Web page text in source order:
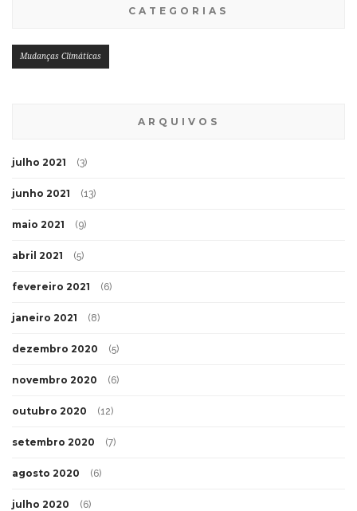
CATEGORIAS
Mudanças Climáticas
ARQUIVOS
julho 2021 (3)
junho 2021 (13)
maio 2021 (9)
abril 2021 (5)
fevereiro 2021 (6)
janeiro 2021 (8)
dezembro 2020 (5)
novembro 2020 (6)
outubro 2020 (12)
setembro 2020 (7)
agosto 2020 (6)
julho 2020 (6)